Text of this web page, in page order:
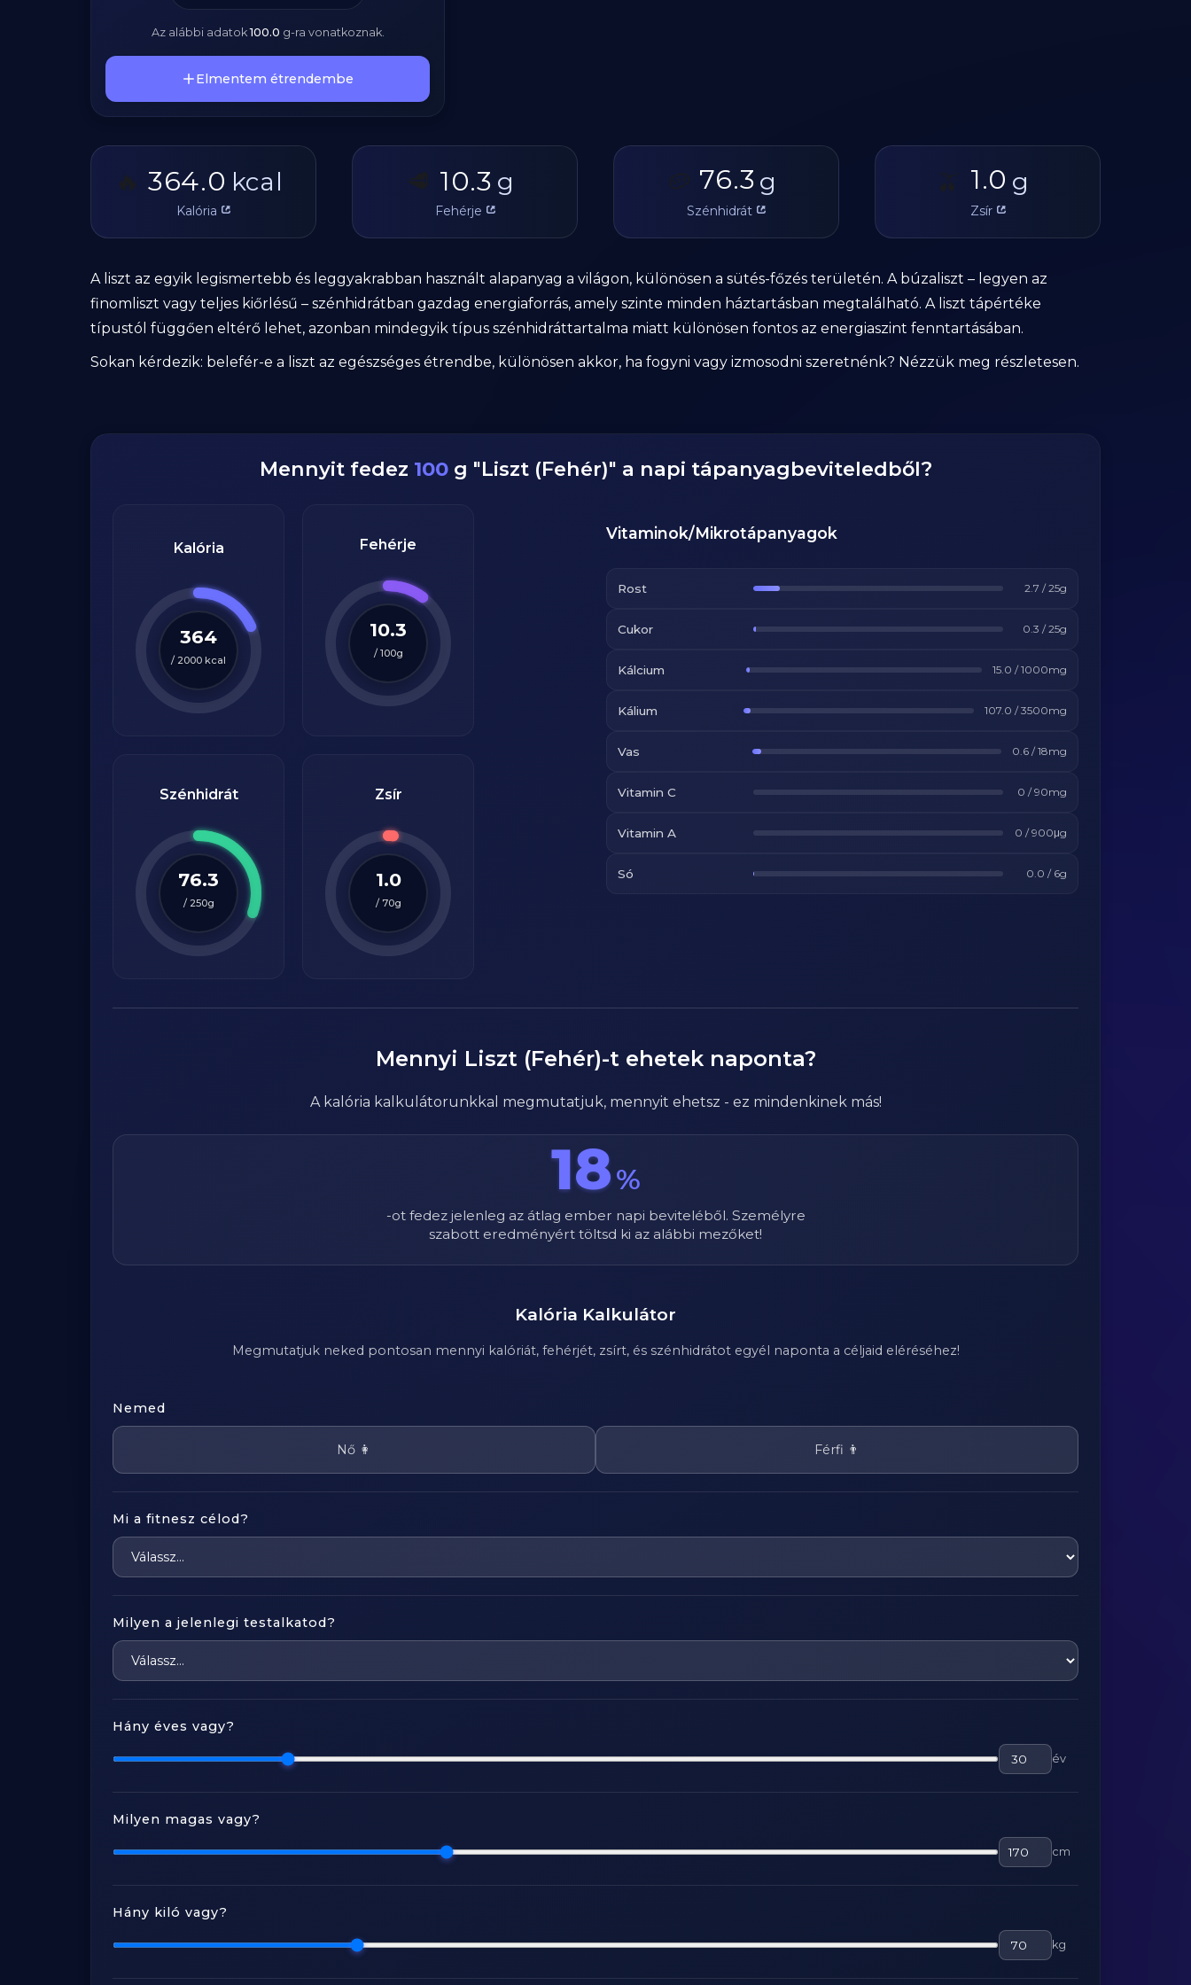
Az alábbi adatok100.0 g-ra vonatkoznak.
Elmentem étrendembe
🔥 364.0 kcal
Kalória
🥩 10.3 g
Fehérje
🥔 76.3 g
Szénhidrát
🫒 1.0 g
Zsír
A liszt az egyik legismertebb és leggyakrabban használt alapanyag a világon, különösen a sütés-főzés területén. A búzaliszt – legyen az
finomliszt vagy teljes kiőrlésű – szénhidrátban gazdag energiaforrás, amely szinte minden háztartásban megtalálható. A liszt tápértéke
típustól függően eltérő lehet, azonban mindegyik típus szénhidráttartalma miatt különösen fontos az energiaszint fenntartásában.
Sokan kérdezik: belefér-e a liszt az egészséges étrendbe, különösen akkor, ha fogyni vagy izmosodni szeretnénk? Nézzük meg részletesen.
Mennyit fedez 100 g "Liszt (Fehér)" a napi tápanyagbeviteledből?
Kalória
364
/ 2000 kcal
Fehérje
10.3
/100g
Szénhidrát
76.3
/ 250g
Zsír
1.0
/70g
Vitaminok/Mikrotápanyagok
Rost 2.7 /25g
Cukor 0.3 /25g
Kálcium 15.0 /1000mg
Kálium 107.0 /3500mg
Vas 0.6 /18mg
Vitamin C 0 /90mg
Vitamin A 0 /900μg
Só 0.0 / 6g
Mennyi Liszt (Fehér)-t ehetek naponta?
A kalória kalkulátorunkkal megmutatjuk, mennyit ehetsz - ez mindenkinek más!
18%
-ot fedez jelenleg az átlag ember napi beviteléből. Személyre
szabott eredményért töltsd ki az alábbi mezőket!
Kalória Kalkulátor
Megmutatjuk neked pontosan mennyi kalóriát, fehérjét, zsírt, és szénhidrátot egyél naponta a céljaid eléréséhez!
Nemed
Nő 👩 Férfi 👨
Mi a fitnesz célod?
Milyen a jelenlegi testalkatod?
Hány éves vagy?
év
Milyen magas vagy?
cm
Hány kiló vagy?
kg